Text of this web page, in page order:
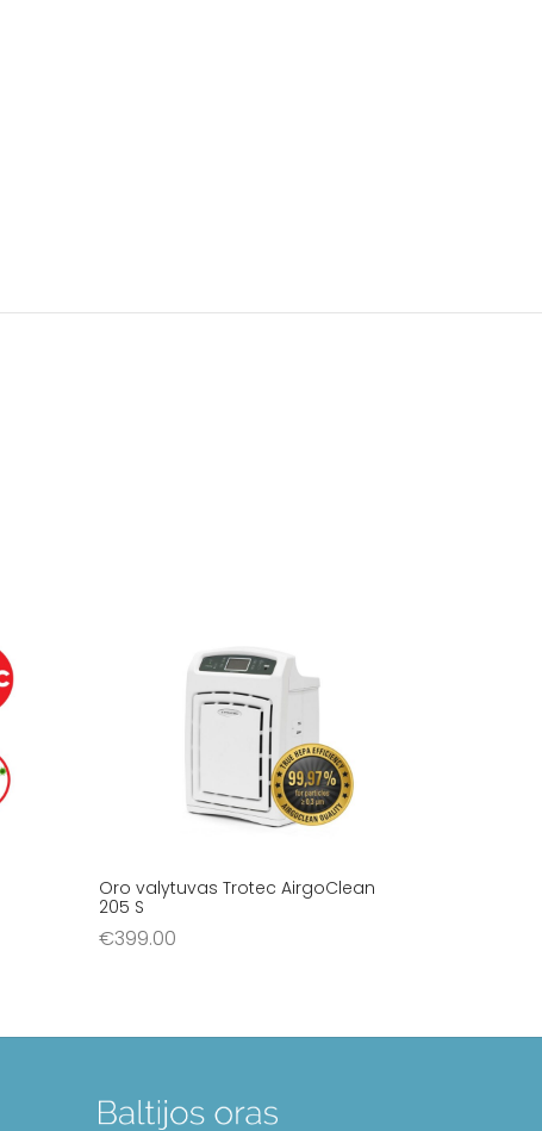
Oro valytuvas Trotec AirgoClean
205 S
€399.00